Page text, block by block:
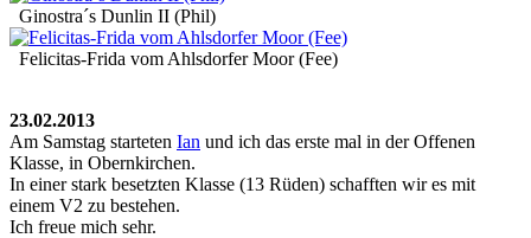
Ginostra´s Dunlin II (Phil)
Felicitas-Frida vom Ahlsdorfer Moor (Fee)
23.02.2013
Am Samstag starteten Ian und ich das erste mal in der Offenen
Klasse, in Obernkirchen.
In einer stark besetzten Klasse (13 Rüden) schafften wir es mit
einem V2 zu bestehen.
Ich freue mich sehr.